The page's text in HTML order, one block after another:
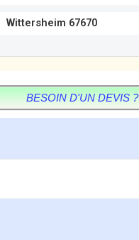
Wittersheim 67670
BESOIN D'UN DEVIS ?